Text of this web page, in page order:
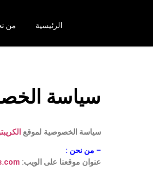
الرئيسية من
سياسة
سياسة الخصوصية لموقع
– من نحن :
عنوان موقعنا على الويب: